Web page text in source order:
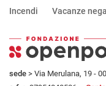
Incendi Vacanze
sede > Via Merulana, 19 -